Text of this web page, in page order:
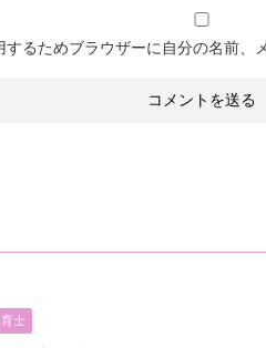
るためブラウザーに自分の名前、
士